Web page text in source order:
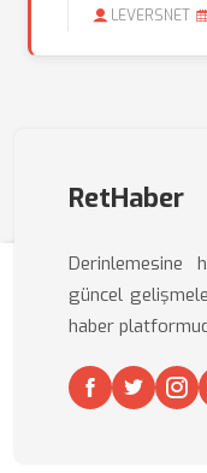
LEVERSNET
RetHaber
Derinlemesine
güncel
haber